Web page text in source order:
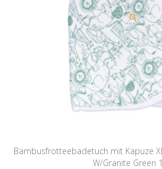
Bambusfrotteebadetuch mit Kapuze
W/Granite Green